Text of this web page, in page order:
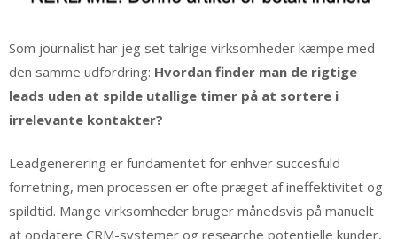
Som journalist har jeg set talrige virksomheder kæmpe med
den samme udfordring: Hvordan finder man de rigtige
leads uden at spilde utallige timer på at sortere i
irrelevante kontakter?
Leadgenerering er fundamentet for enhver succesfuld
forretning, men processen er ofte præget af ineffektivitet og
spildtid. Mange virksomheder bruger månedsvis på manuelt
at opdatere CRM-systemer og researche potentielle kunder,